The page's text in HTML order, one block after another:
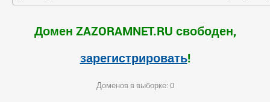
Домен ZAZORAMNET.RU свободен,
зарегистрировать!
Доменов в выборке: 0